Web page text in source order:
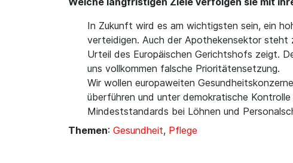
In Zukunft wird es am wichtigsten sein, ein
verteidigen. Auch der Apothekensektor steht
Urteil des Europäischen Gerichtshofs zeigt.
uns vollkommen falsche Prioritätensetzung.
Wir wollen europaweiten
überführen und unter demokratische
Mindeststandards bei Löhnen und
Themen: Gesundheit, Pflege